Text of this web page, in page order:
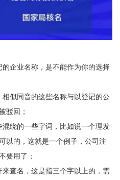
企业名称，是不能作为你的选择
似同音的这些名称与以登记的公
驳回；
绕的一些字词，比如说一个理发
以的，这就是一个例子，公司注
要用了；
查名，这是指三个字以上的，需